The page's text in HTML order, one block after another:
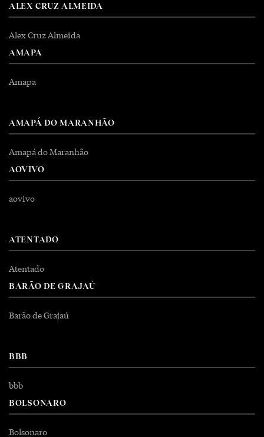
ALEX CRUZ ALMEIDA
Alex Cruz Almeida
AMAPA
Amapa
AMAPÁ DO MARANHÃO
Amapá do Maranhão
AOVIVO
aovivo
ATENTADO
Atentado
BARÃO DE GRAJAÚ
Barão de Grajaú
BBB
bbb
BOLSONARO
Bolsonaro